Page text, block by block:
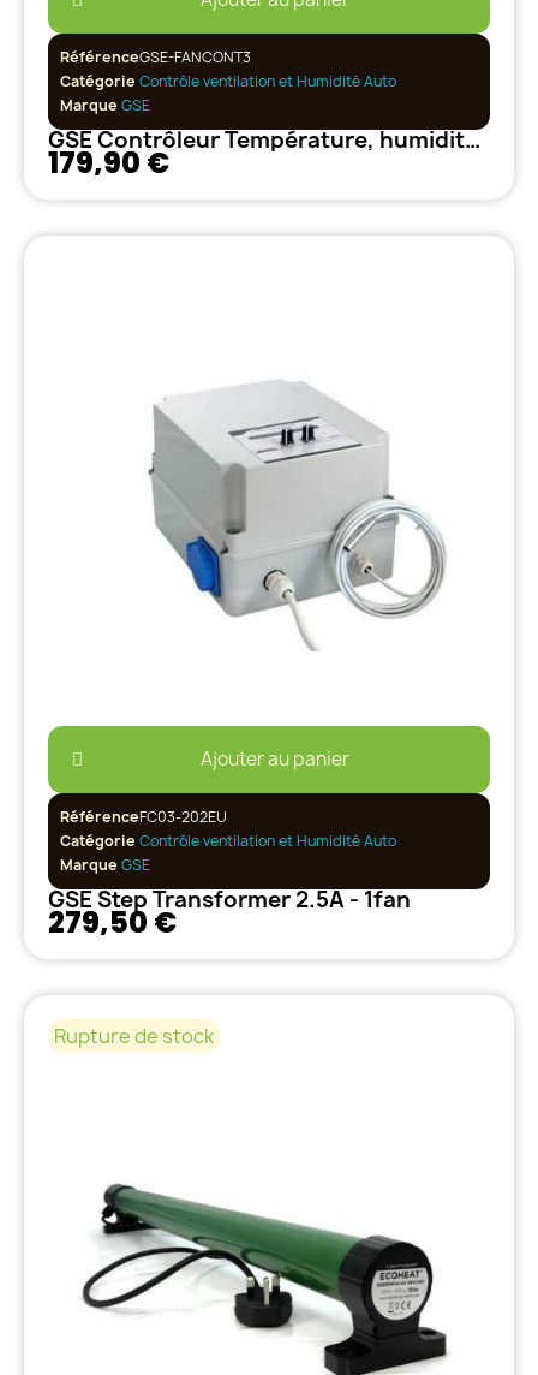
RéférenceGSE-FANCONT3
Catégorie Contrôle ventilation et Humidité Auto
Marque GSE
GSE Contrôleur Température, humidité, vitesse et pression 2A
179,90 €
Ajouter au panier
RéférenceFC03-202EU
Catégorie Contrôle ventilation et Humidité Auto
Marque GSE
GSE Step Transformer 2.5A - 1fan
279,50 €
Rupture de stock